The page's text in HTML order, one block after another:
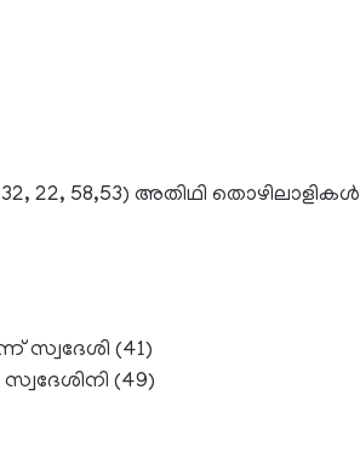
22, 58,53) അതിഥി തൊഴിലാളികള്‍
സ്വദേശി (41)
(49)